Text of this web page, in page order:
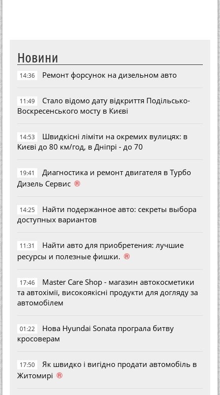
Новини
14:36 Ремонт форсунок на дизельном авто
11:49
Стало відомо дату відкриття Подільсько-
Воскресенського мосту в Києві
14:53
Швидкісні ліміти на окремих вулицях: в
Києві до 80 км/год, в Дніпрі - до 70
19:41
Диагностика и ремонт двигателя в Турбо
Дизель Сервис ®
14:25
Найти подержанное авто: секреты выбора
доступных вариантов
11:31
Найти авто для приобретения: лучшие
ресурсы и полезные фишки. ®
17:46
Master Care Shop - магазин автокосметики
та автохімії, високоякісні продукти для догляду за
автомобілем
01:22
Нова Hyundai Sonata програла битву
кросоверам
17:50
Як швидко і вигідно продати автомобіль в
Житомирі ®